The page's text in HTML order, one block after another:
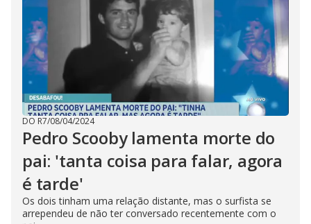
DO R7/08/04/2024
Pedro Scooby lamenta morte do
pai: 'tanta coisa para falar, agora
é tarde'
Os dois tinham uma relação distante, mas o surfista se
arrependeu de não ter conversado recentemente com o